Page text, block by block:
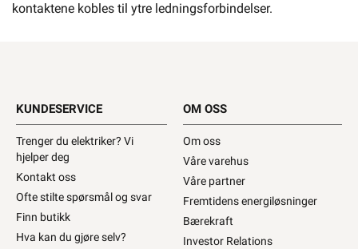
kontaktene kobles til ytre ledningsforbindelser.
KUNDESERVICE
Trenger du elektriker? Vi
hjelper deg
Kontakt oss
Ofte stilte spørsmål og svar
Finn butikk
Hva kan du gjøre selv?
OM OSS
Om oss
Våre varehus
Våre partner
Fremtidens energiløsninger
Bærekraft
Investor Relations